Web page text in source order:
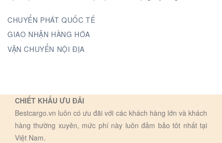
CHUYỂN PHÁT QUỐC TẾ
GIAO NHẬN HÀNG HÓA
VẬN CHUYỂN NỘI ĐỊA
CHIẾT KHẤU ƯU ĐÃI
Bestcargo.vn luôn có ưu đãi với các khách hàng lớn và khách
hàng thường xuyên, mức phí này luôn đảm bảo tôt nhất tại
Việt Nam.